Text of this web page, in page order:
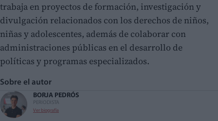
trabaja en proyectos de formación, investigación y
divulgación relacionados con los derechos de niños,
niñas y adolescentes, además de colaborar con
administraciones públicas en el desarrollo de
políticas y programas especializados.
Sobre el autor
BORJA PEDRÓS
PERIODISTA
Ver biografía